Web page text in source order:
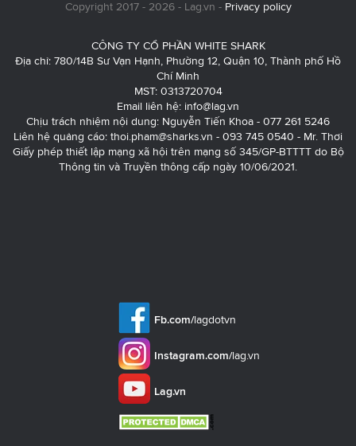
Copyright 2017 - 2026 - Lag.vn - Privacy policy
CÔNG TY CỔ PHẦN WHITE SHARK
Địa chỉ: 780/14B Sư Vạn Hạnh, Phường 12, Quận 10, Thành phố Hồ
Chí Minh
MST: 0313720704
Email liên hệ: info@lag.vn
Chịu trách nhiệm nội dung: Nguyễn Tiến Khoa - 077 261 5246
Liên hệ quảng cáo: thoi.pham@sharks.vn - 093 745 0540 - Mr. Thơi
Giấy phép thiết lập mạng xã hội trên mạng số 345/GP-BTTTT do Bộ
Thông tin và Truyền thông cấp ngày 10/06/2021.
Fb.com/lagdotvn
Instagram.com/lag.vn
Lag.vn